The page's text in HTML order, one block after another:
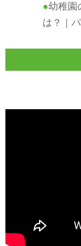
幼稚園
は？｜